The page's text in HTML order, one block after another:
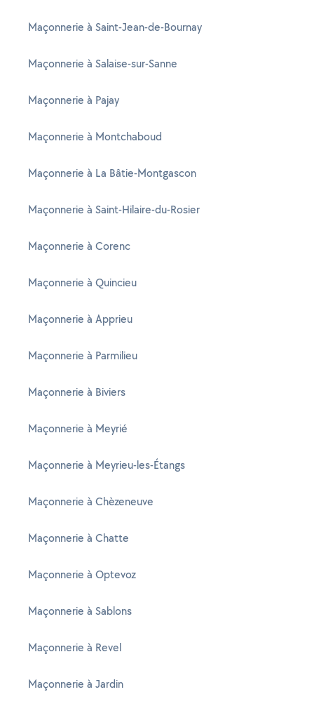
Maçonnerie à Saint-Jean-de-Bournay
Maçonnerie à Salaise-sur-Sanne
Maçonnerie à Pajay
Maçonnerie à Montchaboud
Maçonnerie à La Bâtie-Montgascon
Maçonnerie à Saint-Hilaire-du-Rosier
Maçonnerie à Corenc
Maçonnerie à Quincieu
Maçonnerie à Apprieu
Maçonnerie à Parmilieu
Maçonnerie à Biviers
Maçonnerie à Meyrié
Maçonnerie à Meyrieu-les-Étangs
Maçonnerie à Chèzeneuve
Maçonnerie à Chatte
Maçonnerie à Optevoz
Maçonnerie à Sablons
Maçonnerie à Revel
Maçonnerie à Jardin